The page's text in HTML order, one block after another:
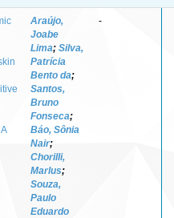
Araújo,
Joabe
Lima; Silva,
Patrícia
Bento da;
Santos,
Bruno
Fonseca;
Báo, Sônia
Nair;
Chorilli,
Marlus;
Souza,
Paulo
Eduardo
-